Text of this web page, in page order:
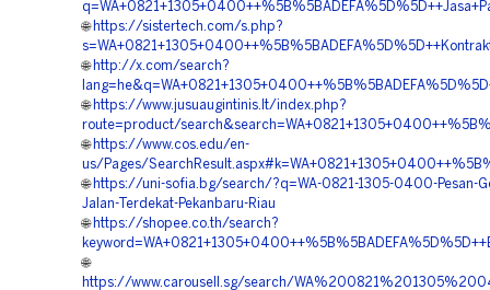
🌐 https://sistertech.com/s.php?
🌐 http://x.com/search?
🌐 https://www.jusuaugintinis.lt/index.php?
route=product/
🌐 https://www.cos.edu/en-
us/Pages/
🌐 https://uni-sofia.bg/search/?q=WA-0821-1305-0400-Pesan-
Jalan-Terdekat-Pekanbaru-Riau
🌐 https://shopee.co.th/search?
🌐
https://www.carousell.sg/search/